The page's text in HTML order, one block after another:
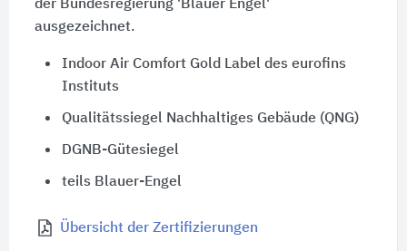
der Bundesregierung 'Blauer Engel'
ausgezeichnet.
Indoor Air Comfort Gold Label des eurofins
Instituts
Qualitätssiegel Nachhaltiges Gebäude (QNG)
DGNB-Gütesiegel
teils Blauer-Engel
Übersicht der Zertifizierungen